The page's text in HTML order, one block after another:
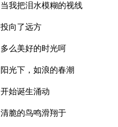
当我把泪水模糊的视线
投向了远方
多么美好的时光呵
阳光下，如浪的春潮
开始诞生涌动
清脆的鸟鸣滑翔于